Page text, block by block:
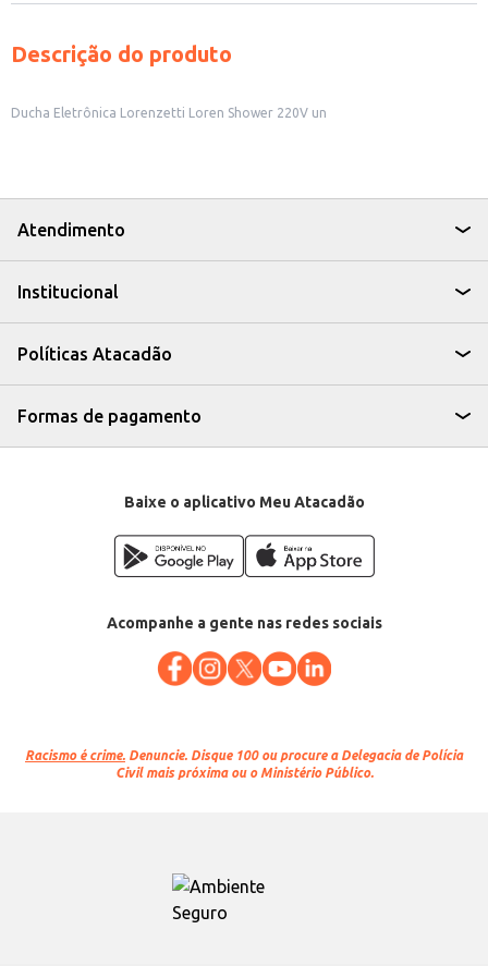
Descrição do produto
Ducha Eletrônica Lorenzetti Loren Shower 220V un
Atendimento
Institucional
Políticas Atacadão
Formas de pagamento
Baixe o aplicativo Meu Atacadão
Acompanhe a gente nas redes sociais
Racismo é crime. Denuncie. Disque 100 ou procure a Delegacia de Polícia
Civil mais próxima ou o Ministério Público.